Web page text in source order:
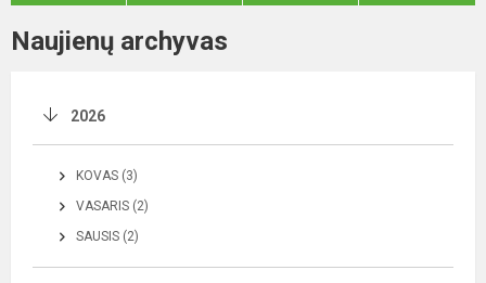
Naujienų archyvas
2026
KOVAS (3)
VASARIS (2)
SAUSIS (2)